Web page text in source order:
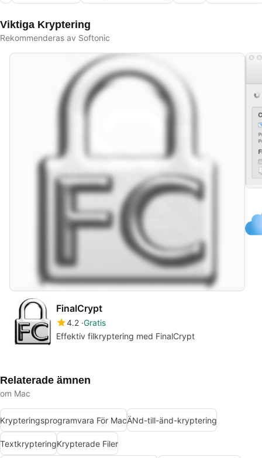
Viktiga Kryptering
Rekommenderas av Softonic
FinalCrypt
4.2 Gratis
Effektiv filkryptering med FinalCrypt
Relaterade ämnen
om Mac
Krypteringsprogramvara För MacÄNd-till-änd-kryptering
TextkrypteringKrypterade Filer